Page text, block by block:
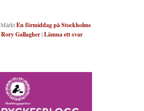
MärktEn förmiddag på Stockholms
Rory Gallagher|Lämna ett svar